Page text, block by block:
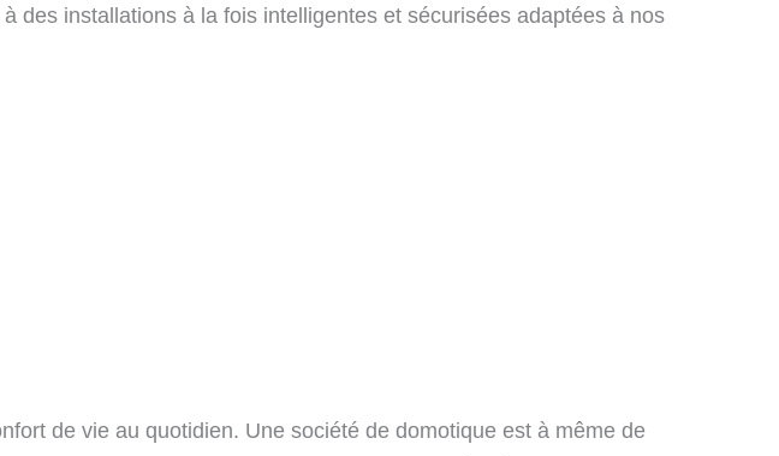
des installations à la fois intelligentes et sécurisées adaptées à nos
de vie au quotidien. Une société de domotique est à même de